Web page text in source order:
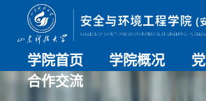
学院首页 学院概况
合作交流